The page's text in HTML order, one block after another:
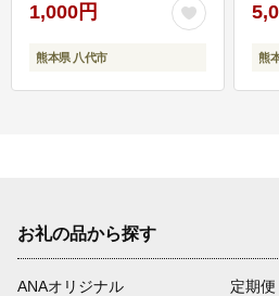
1,000円
熊本県 八代市 熊
お礼の品から探す
ANAオリジナル
定期便